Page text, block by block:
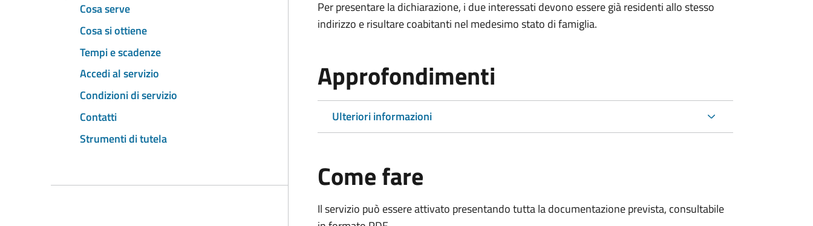
Cosa serve
Cosa si ottiene
Tempi e scadenze
Accedi al servizio
Condizioni di servizio
Contatti
Strumenti di tutela
Per presentare la dichiarazione, i due interessati devono essere già residenti allo stesso
indirizzo e risultare coabitanti nel medesimo stato di famiglia.
Approfondimenti
Ulteriori informazioni
Come fare
Il servizio può essere attivato presentando tutta la documentazione prevista, consultabile